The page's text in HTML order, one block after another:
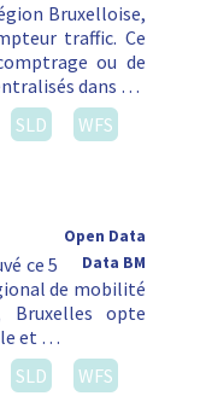
Bruxelloise,
traffic. Ce
ou de
dans …
SLD
WFS
Open Data
Data BM
ce 5
de mobilité
Bruxelles opte
et …
SLD
WFS